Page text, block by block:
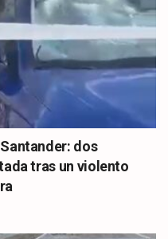
dos
tras un violento